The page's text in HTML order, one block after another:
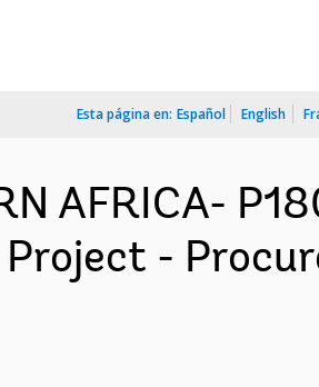
Esta página en: Español English
AFRICA-
-